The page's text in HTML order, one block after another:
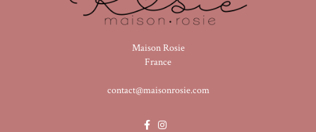
Maison Rosie
France
contact@maisonrosie.com